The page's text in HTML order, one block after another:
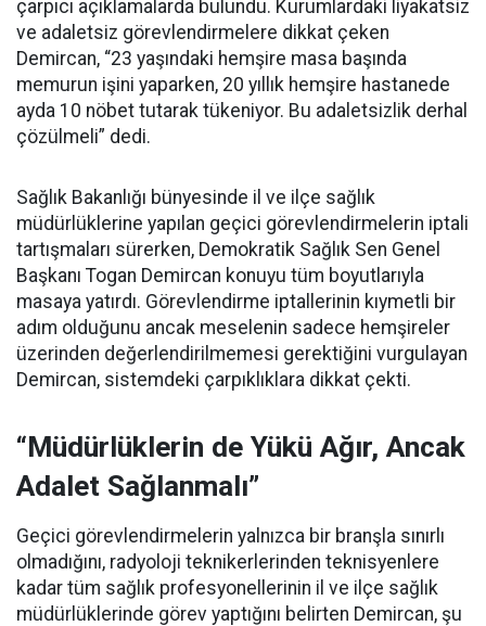
çarpıcı açıklamalarda bulundu. Kurumlardaki liyakatsiz
ve adaletsiz görevlendirmelere dikkat çeken
Demircan, “23 yaşındaki hemşire masa başında
memurun işini yaparken, 20 yıllık hemşire hastanede
ayda 10 nöbet tutarak tükeniyor. Bu adaletsizlik derhal
çözülmeli” dedi.
Sağlık Bakanlığı bünyesinde il ve ilçe sağlık
müdürlüklerine yapılan geçici görevlendirmelerin iptali
tartışmaları sürerken, Demokratik Sağlık Sen Genel
Başkanı Togan Demircan konuyu tüm boyutlarıyla
masaya yatırdı. Görevlendirme iptallerinin kıymetli bir
adım olduğunu ancak meselenin sadece hemşireler
üzerinden değerlendirilmemesi gerektiğini vurgulayan
Demircan, sistemdeki çarpıklıklara dikkat çekti.
“Müdürlüklerin de Yükü Ağır, Ancak
Adalet Sağlanmalı”
Geçici görevlendirmelerin yalnızca bir branşla sınırlı
olmadığını, radyoloji teknikerlerinden teknisyenlere
kadar tüm sağlık profesyonellerinin il ve ilçe sağlık
müdürlüklerinde görev yaptığını belirten Demircan, şu